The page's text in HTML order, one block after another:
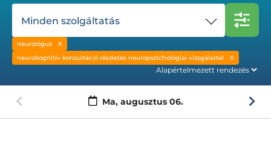
Minden szolgáltatás
neurológus
neurokognitív konzultáció részletes neuropszichológiai vizsgálattal
Ma, augusztus 06.